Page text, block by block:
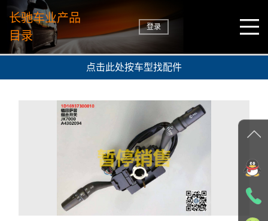
长驰车业产品
目录
登录
点击此处按车型找配件